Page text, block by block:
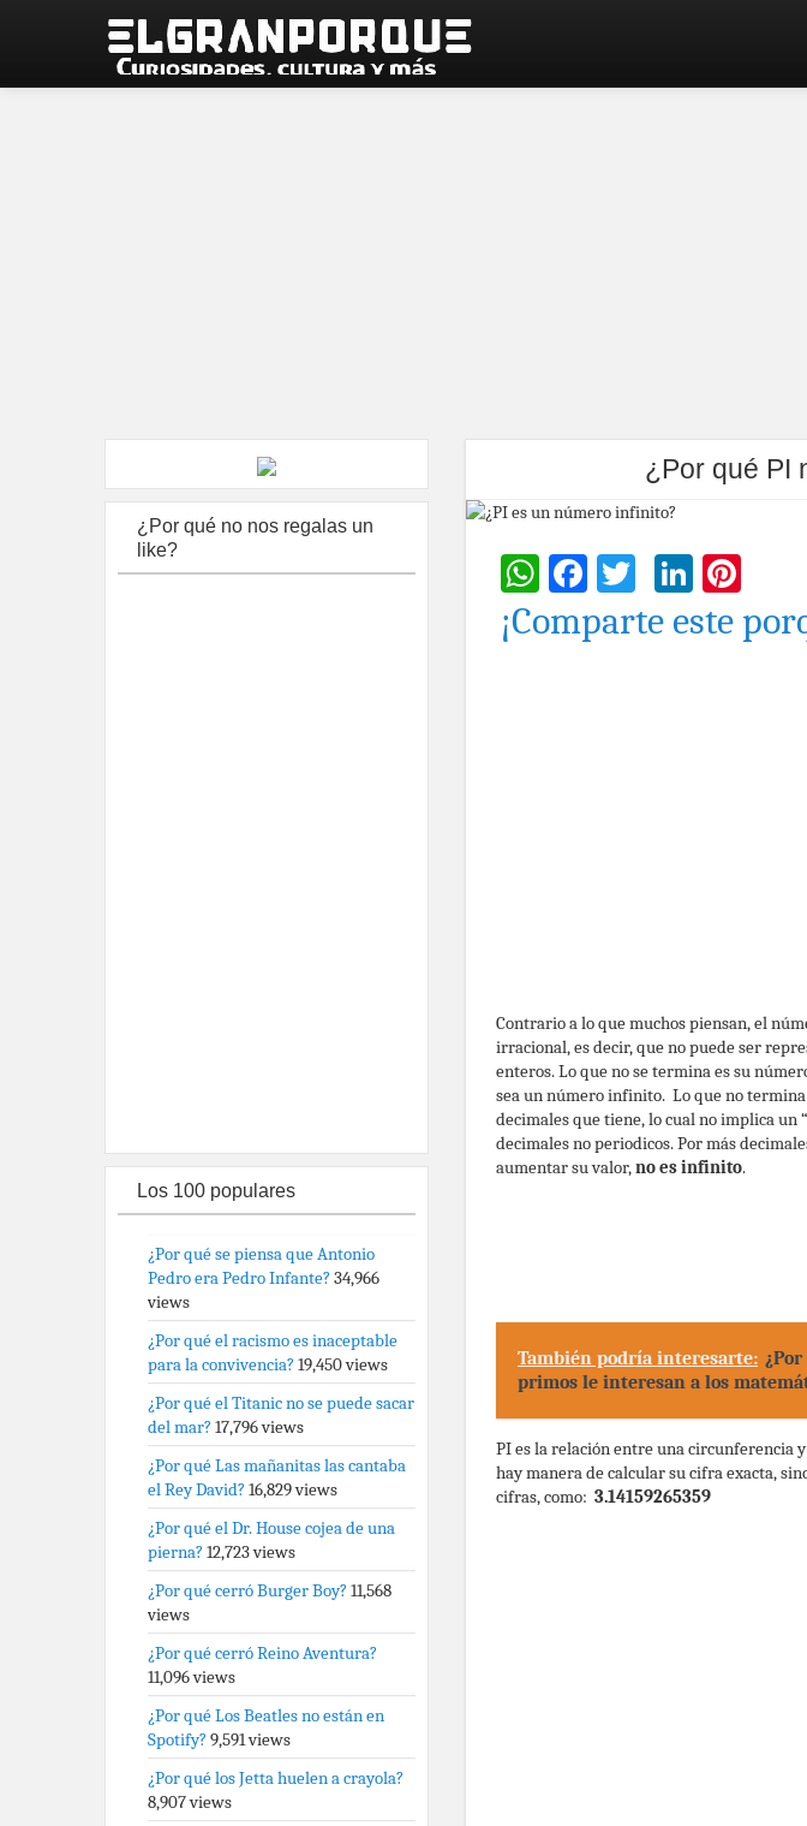
¿Por qué PI
WhatsApp
Facebook
Twitter
¡Comparte este
Contrario a lo que muchos piensan, el
irracional, es decir, que no puede ser
enteros. Lo que no se termina es su
sea un número infinito. Lo que no
decimales que tiene, lo cual no implica
decimales no periodicos. Por más
aumentar su valor, no es infinito.
También podría interesarte:
primos le interesan a los
PI es la relación entre una circunferencia
hay manera de calcular su cifra exacta,
cifras, como: 3.14159265359
¿Por qué no nos regalas un
like?
Los 100 populares
¿Por qué se piensa que Antonio
Pedro era Pedro Infante? 34,966
views
¿Por qué el racismo es inaceptable
para la convivencia? 19,450 views
¿Por qué el Titanic no se puede sacar
del mar? 17,796 views
¿Por qué Las mañanitas las cantaba
el Rey David? 16,829 views
¿Por qué el Dr. House cojea de una
pierna? 12,723 views
¿Por qué cerró Burger Boy? 11,568
views
¿Por qué cerró Reino Aventura?
11,096 views
¿Por qué Los Beatles no están en
Spotify? 9,591 views
¿Por qué los Jetta huelen a crayola?
8,907 views